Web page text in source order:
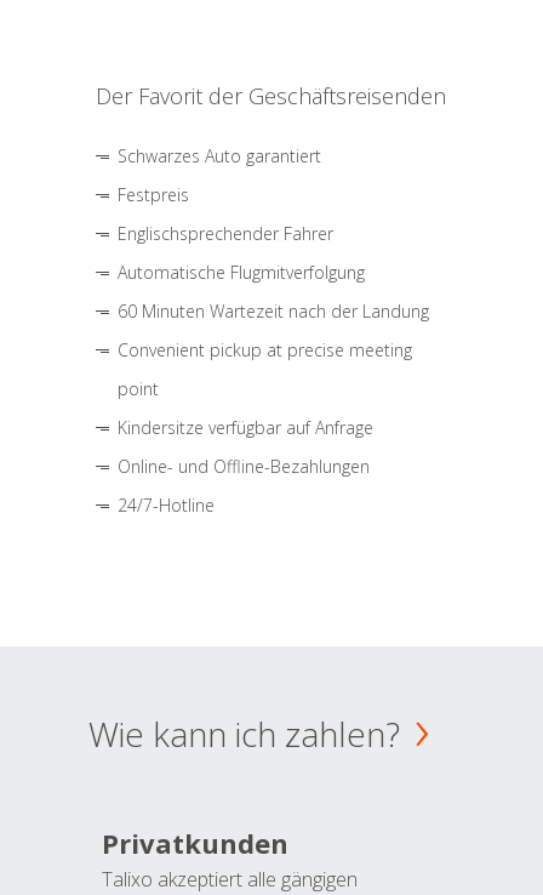
Der Favorit der Geschäftsreisenden
Schwarzes Auto garantiert
Festpreis
Englischsprechender Fahrer
Automatische Flugmitverfolgung
60 Minuten Wartezeit nach der Landung
Convenient pickup at precise meeting
point
Kindersitze verfügbar auf Anfrage
Online- und Offline-Bezahlungen
24/7-Hotline
Wie kann ich zahlen?
Privatkunden
Talixo akzeptiert alle gängigen